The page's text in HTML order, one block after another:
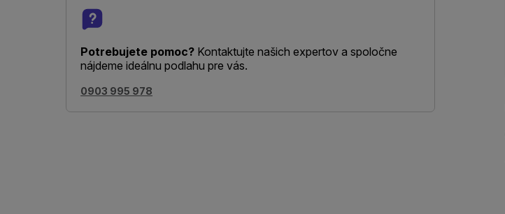
Potrebujete pomoc? Kontaktujte našich expertov a spoločne
nájdeme ideálnu podlahu pre vás.
0903 995 978